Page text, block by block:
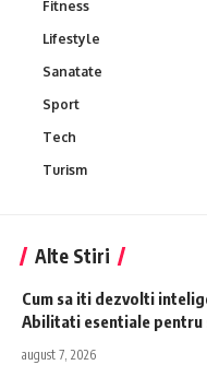
Fitness
Lifestyle
Sanatate
Sport
Tech
Turism
Alte Stiri
Cum sa iti dezvolti
Abilitati esentiale pentru
august 7, 2026